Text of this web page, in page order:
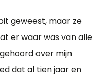
geweest, maar ze
er waar was van alle
over mijn
dat al tien jaar en